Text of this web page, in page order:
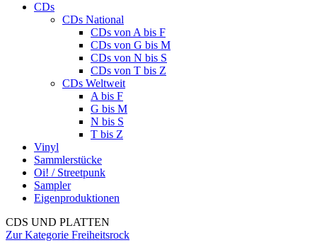
CDs
CDs National
CDs von A bis F
CDs von G bis M
CDs von N bis S
CDs von T bis Z
CDs Weltweit
A bis F
G bis M
N bis S
T bis Z
Vinyl
Sammlerstücke
Oi! / Streetpunk
Sampler
Eigenproduktionen
CDS UND PLATTEN
Zur Kategorie Freiheitsrock